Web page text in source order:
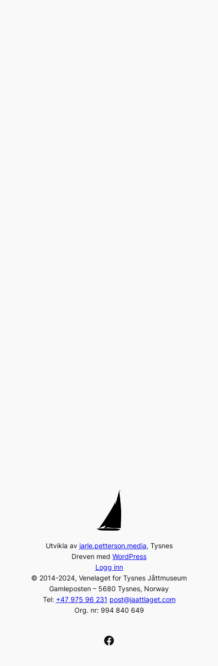
Utvikla av jarle.petterson.media, Tysnes
Dreven med WordPress
Logg inn
© 2014-2024, Venelaget for Tysnes Jåttmuseum
Gamleposten – 5680 Tysnes, Norway
Tel: +47 975 96 231 post@jaattlaget.com
Org. nr: 994 840 649
Facebook